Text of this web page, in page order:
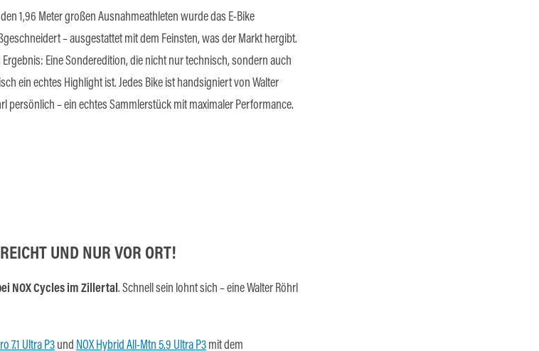
1,96 Meter großen Ausnahmeathleten wurde das E-Bike
– ausgestattet mit dem Feinsten, was der Markt hergibt.
Ergebnis: Eine Sonderedition, die nicht nur technisch, sondern auch
ein echtes Highlight ist. Jedes Bike ist handsigniert von Walter
persönlich – ein echtes Sammlerstück mit maximaler Performance.
UND NUR VOR ORT!
NOX Cycles im Zillertal. Schnell sein lohnt sich – eine Walter Röhrl
7.1 Ultra P3 und NOX Hybrid All-Mtn 5.9 Ultra P3 mit dem